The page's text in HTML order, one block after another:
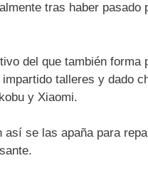
tras haber
del que también forma
impartido talleres y dado
y Xiaomi.
se las apaña para